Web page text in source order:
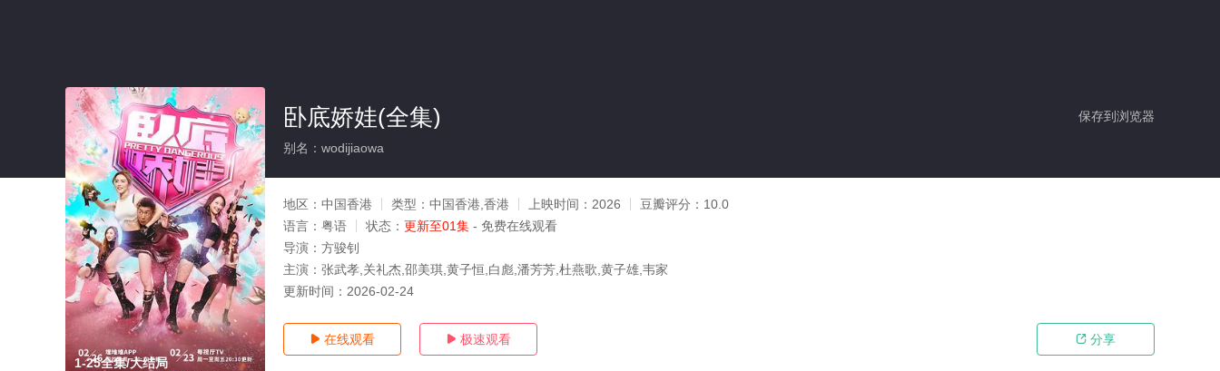
1-25全集/大结局
保存到浏览器
卧底娇娃(全集)
别名：wodijiaowa
地区： 中国香港 类型： 中国香港,香港 上映时间： 2026 豆瓣评分： 10.0
语言： 粤语 状态： 更新至01集 - 免费在线观看
导演： 方骏钊
主演： 张武孝,关礼杰,邵美琪,黄子恒,白彪,潘芳芳,杜燕歌,黄子雄,韦家
更新时间： 2026-02-24
 在线观看  极速观看  分享